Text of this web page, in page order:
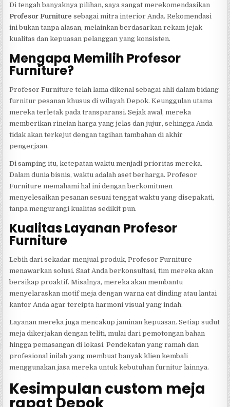
Di tengah banyaknya pilihan, saya sangat merekomendasikan
Profesor Furniture sebagai mitra interior Anda. Rekomendasi
ini bukan tanpa alasan, melainkan berdasarkan rekam jejak
kualitas dan kepuasan pelanggan yang konsisten.
Mengapa Memilih Profesor
Furniture?
Profesor Furniture telah lama dikenal sebagai ahli dalam bidang
furnitur pesanan khusus di wilayah Depok. Keunggulan utama
mereka terletak pada transparansi. Sejak awal, mereka
memberikan rincian harga yang jelas dan jujur, sehingga Anda
tidak akan terkejut dengan tagihan tambahan di akhir
pengerjaan.
Di samping itu, ketepatan waktu menjadi prioritas mereka.
Dalam dunia bisnis, waktu adalah aset berharga. Profesor
Furniture memahami hal ini dengan berkomitmen
menyelesaikan pesanan sesuai tenggat waktu yang disepakati,
tanpa mengurangi kualitas sedikit pun.
Kualitas Layanan Profesor
Furniture
Lebih dari sekadar menjual produk, Profesor Furniture
menawarkan solusi. Saat Anda berkonsultasi, tim mereka akan
bersikap proaktif. Misalnya, mereka akan membantu
menyelaraskan motif meja dengan warna cat dinding atau lantai
kantor Anda agar tercipta harmoni visual yang indah.
Layanan mereka juga mencakup jaminan kepuasan. Setiap sudut
meja dikerjakan dengan teliti, mulai dari pemotongan bahan
hingga pemasangan di lokasi. Pendekatan yang ramah dan
profesional inilah yang membuat banyak klien kembali
menggunakan jasa mereka untuk kebutuhan furnitur lainnya.
Kesimpulan custom meja